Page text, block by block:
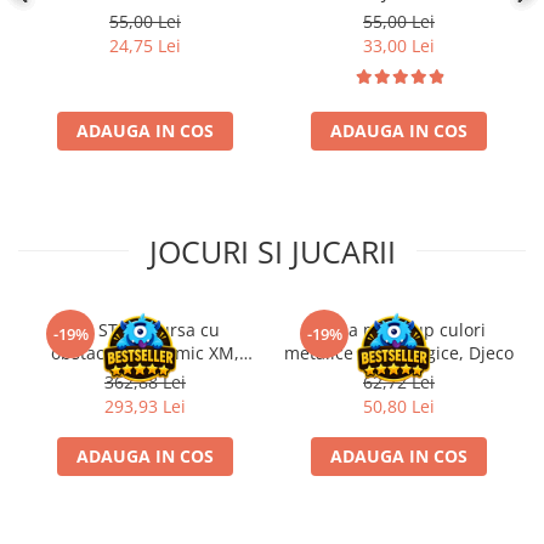
Disney Lorcana
UniVersus CCG
One Piece Card Game
Colectii Oficiale Topps si Panini si
Final Fantasy
Grand Archive TCG
55,00 Lei
24,75 Lei
ADAUGA IN COS
Art Collection 54046
Castorland
55,00 Lei
33,00 Lei
ADAUGA IN COS
JOCURI SI JUCARII
-19%Kit STEM Cursa cu
obstacole Dynamic XM,
Fischertechnik
362,88 Lei
293,93 Lei
ADAUGA IN COS
-19%
Trusa make-up culori
metalice non alergice, Djeco
62,72 Lei
50,80 Lei
ADAUGA IN COS